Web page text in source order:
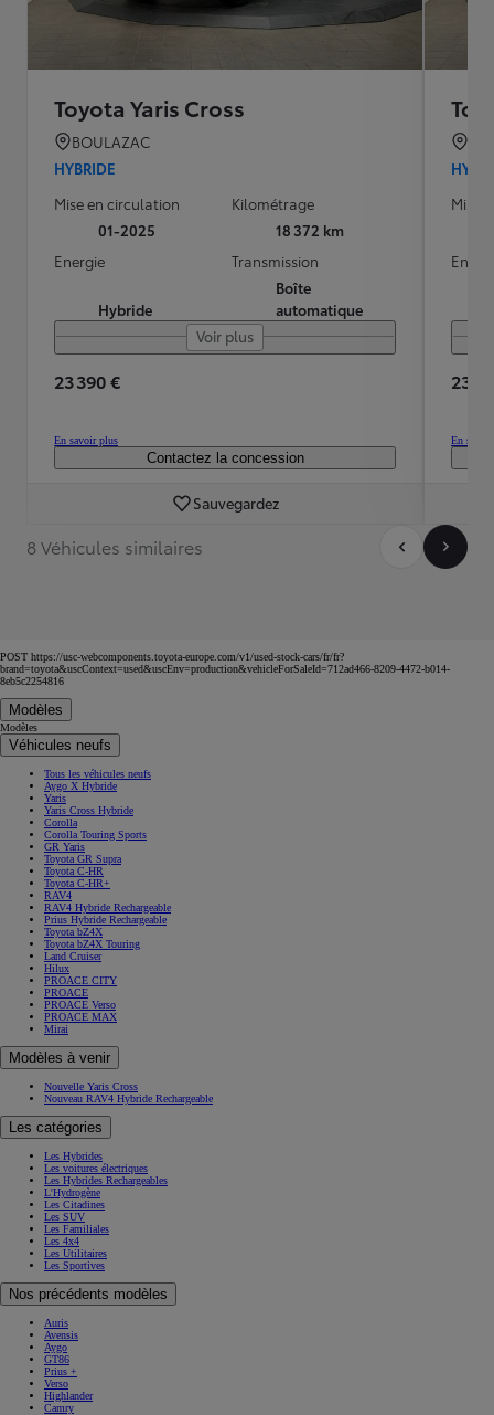
Toyota Yaris Cross
BOULAZAC
HYBRIDE
Mise en circulation
01-2025
Kilométrage
18 372 km
Energie
Hybride
Transmission
Boîte
automatique
Voir plus
23 390 €
En savoir plus
Contactez la concession
Sauvegardez
Mise
23
En
8 Véhicules similaires
POST https://usc-webcomponents.toyota-europe.com/v1/used-stock-cars/fr/fr?
brand=toyota&uscContext=used&uscEnv=production&vehicleForSaleId=712ad466-8209-4472-b014-
8eb5c2254816
Modèles
Modèles
Véhicules neufs
Tous les véhicules neufs
Aygo X Hybride
Yaris
Yaris Cross Hybride
Corolla
Corolla Touring Sports
GR Yaris
Toyota GR Supra
Toyota C-HR
Toyota C-HR+
RAV4
RAV4 Hybride Rechargeable
Prius Hybride Rechargeable
Toyota bZ4X
Toyota bZ4X Touring
Land Cruiser
Hilux
PROACE CITY
PROACE
PROACE Verso
PROACE MAX
Mirai
Modèles à venir
Nouvelle Yaris Cross
Nouveau RAV4 Hybride Rechargeable
Les catégories
Les Hybrides
Les voitures électriques
Les Hybrides Rechargeables
L'Hydrogène
Les Citadines
Les SUV
Les Familiales
Les 4x4
Les Utilitaires
Les Sportives
Nos précédents modèles
Auris
Avensis
Aygo
GT86
Prius +
Verso
Highlander
Camry